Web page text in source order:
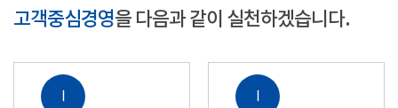
고객중심경영을 다음과 같이 실천하겠습니다.
Ⅰ Ⅰ